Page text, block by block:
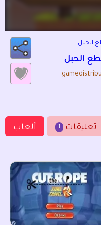
الحبل
الحبل
ألعاب 1 تعليقات